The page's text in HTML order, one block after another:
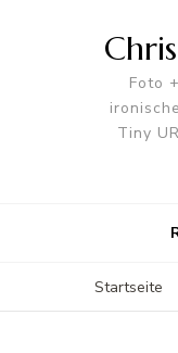
Foto
Tiny
Startseite